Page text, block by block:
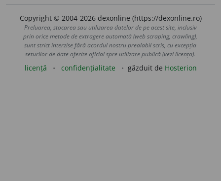
Copyright © 2004-2026 dexonline (https://dexonline.ro)
Preluarea, stocarea sau utilizarea datelor de pe acest site, inclusiv
prin orice metode de extragere automată (web scraping, crawling),
sunt strict interzise fără acordul nostru prealabil scris, cu excepția
seturilor de date oferite oficial spre utilizare publică (vezi licența).
licență confidențialitate găzduit de Hosterion